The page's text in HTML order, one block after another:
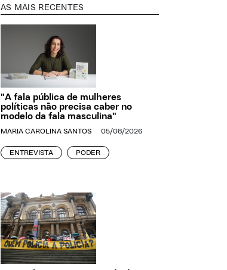
AS MAIS RECENTES
"A fala pública de mulheres
políticas não precisa caber no
modelo da fala masculina"
MARIA CAROLINA SANTOS 05/08/2026
ENTREVISTA PODER